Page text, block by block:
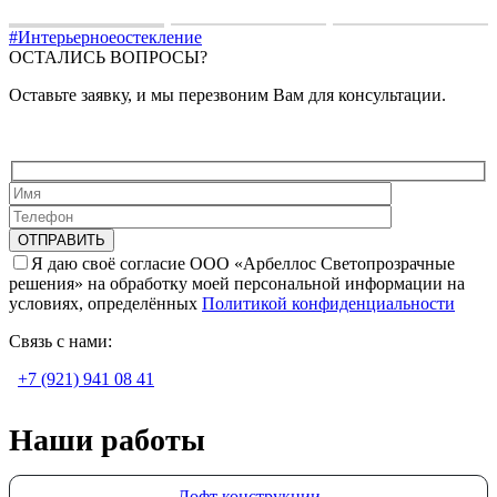
#Интерьерноеостекление
ОСТАЛИСЬ ВОПРОСЫ?
Оставьте заявку, и мы перезвоним Вам для консультации.
Я даю своё согласие ООО «Арбеллос Светопрозрачные
решения» на обработку моей персональной информации на
условиях, определённых Политикой конфиденциальности
Связь с нами:
+7 (921) 941 08 41
Наши работы